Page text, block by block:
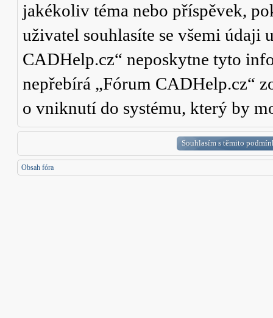
jakékoliv téma nebo příspěvek,
uživatel souhlasíte se všemi údaji
CADHelp.cz“ neposkytne tyto
nepřebírá „Fórum CADHelp.cz“
o vniknutí do systému, který by
Obsah fóra